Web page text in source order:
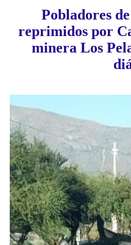
Pobladores
reprimidos por
minera Los